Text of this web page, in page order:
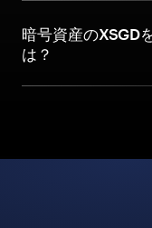
暗号資産のXSGD
は？